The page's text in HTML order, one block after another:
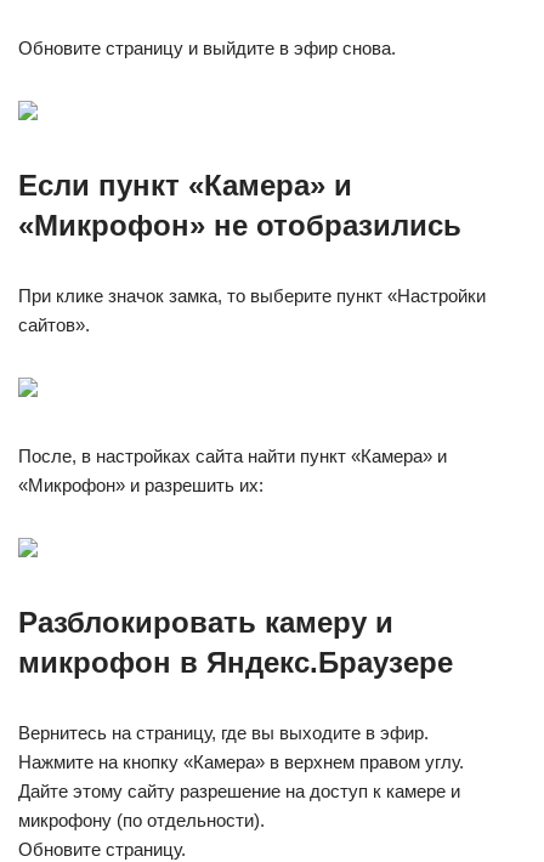
Обновите страницу и выйдите в эфир снова.
Если пункт «Камера» и
«Микрофон» не отобразились
При клике значок замка, то выберите пункт «Настройки
сайтов».
После, в настройках сайта найти пункт «Камера» и
«Микрофон» и разрешить их:
Разблокировать камеру и
микрофон в Яндекс.Браузере
Вернитесь на страницу, где вы выходите в эфир.
Нажмите на кнопку «Камера» в верхнем правом углу.
Дайте этому сайту разрешение на доступ к камере и
микрофону (по отдельности).
Обновите страницу.